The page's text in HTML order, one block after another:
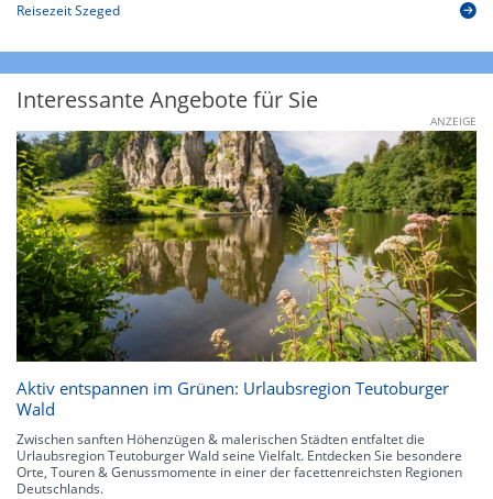
Reisezeit Szeged
Interessante Angebote für Sie
ANZEIGE
Aktiv entspannen im Grünen: Urlaubsregion Teutoburger
Wald
Zwischen sanften Höhenzügen & malerischen Städten entfaltet die
Urlaubsregion Teutoburger Wald seine Vielfalt. Entdecken Sie besondere
Orte, Touren & Genussmomente in einer der facettenreichsten Regionen
Deutschlands.